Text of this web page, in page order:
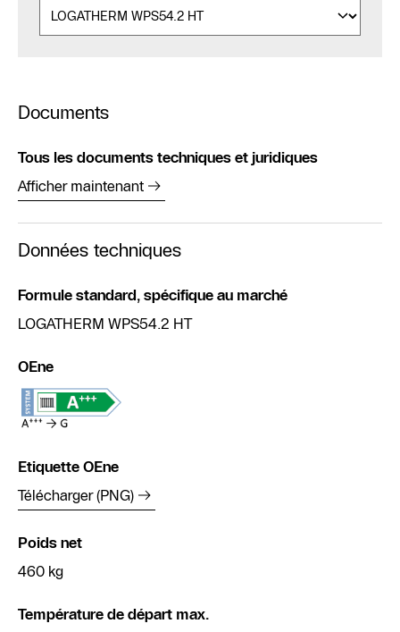
Documents
Tous les documents techniques et juridiques
Afficher maintenant
Données techniques
Formule standard, spécifique au marché
LOGATHERM WPS54.2 HT
OEne
Etiquette OEne
Télécharger (PNG)
Poids net
460 kg
Température de départ max.